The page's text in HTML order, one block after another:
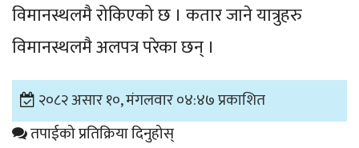
विमानस्थलमै रोकिएको छ । कतार जाने यात्रुहरु
विमानस्थलमै अलपत्र परेका छन् ।
२०८२ असार १०, मंगलवार ०४:४७ प्रकाशित
तपाईको प्रतिक्रिया दिनुहोस्